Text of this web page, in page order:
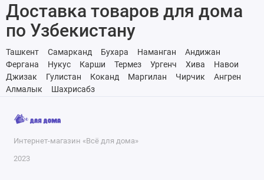
Доставка товаров для дома
по Узбекистану
Ташкент Самарканд Бухара Наманган
Андижан
Фергана
Нукус Карши Термез Ургенч Хива
Навои
Джизак
Гулистан Коканд Маргилан Чирчик
Ангрен
Алмалык
Шахрисабз
Интернет-магазин «Всё для дома»
2023